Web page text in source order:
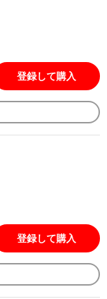
登録して購入
登録して購入